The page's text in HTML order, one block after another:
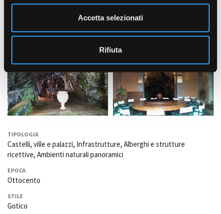
Accetta selezionati
Rifiuta
TIPOLOGIA
Castelli, ville e palazzi, Infrastrutture, Alberghi e strutture
ricettive, Ambienti naturali panoramici
EPOCA
Ottocento
STILE
Gotico